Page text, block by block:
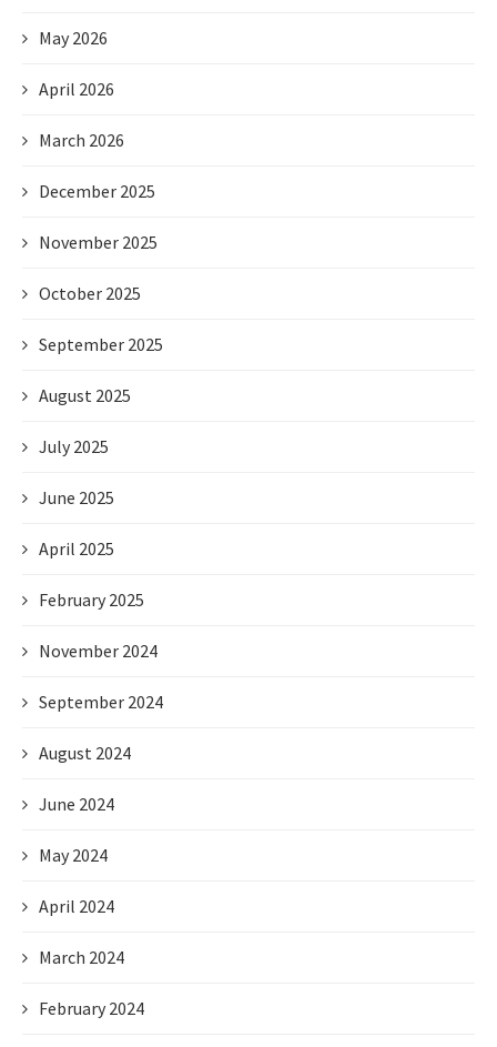
May 2026
April 2026
March 2026
December 2025
November 2025
October 2025
September 2025
August 2025
July 2025
June 2025
April 2025
February 2025
November 2024
September 2024
August 2024
June 2024
May 2024
April 2024
March 2024
February 2024